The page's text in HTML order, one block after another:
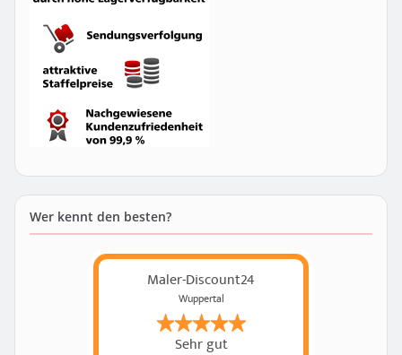
Wer kennt den besten?
Maler-Discount24
Wuppertal
Sehr gut